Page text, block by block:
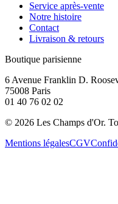
Service après-vente
Notre histoire
Contact
Livraison & retours
Boutique parisienne
6 Avenue Franklin D.
75008 Paris
01 40 76 02 02
© 2026 Les Champs d'Or.
Mentions légalesCGV